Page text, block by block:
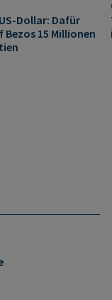
Dollar: Dafür
15 Millionen